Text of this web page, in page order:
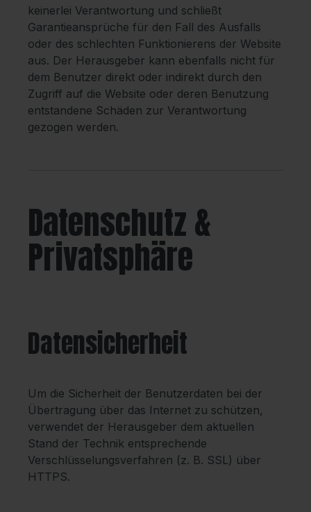
keinerlei Verantwortung und schließt
Garantieansprüche für den Fall des Ausfalls
oder des schlechten Funktionierens der Website
aus. Der Herausgeber kann ebenfalls nicht für
dem Benutzer direkt oder indirekt durch den
Zugriff auf die Website oder deren Benutzung
entstandene Schäden zur Verantwortung
gezogen werden.
Datenschutz &
Privatsphäre
Datensicherheit
Um die Sicherheit der Benutzerdaten bei der
Übertragung über das Internet zu schützen,
verwendet der Herausgeber dem aktuellen
Stand der Technik entsprechende
Verschlüsselungsverfahren (z. B. SSL) über
HTTPS.